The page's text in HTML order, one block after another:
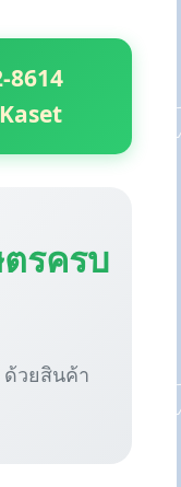
8614
รครบ
ด้วยสินค้า